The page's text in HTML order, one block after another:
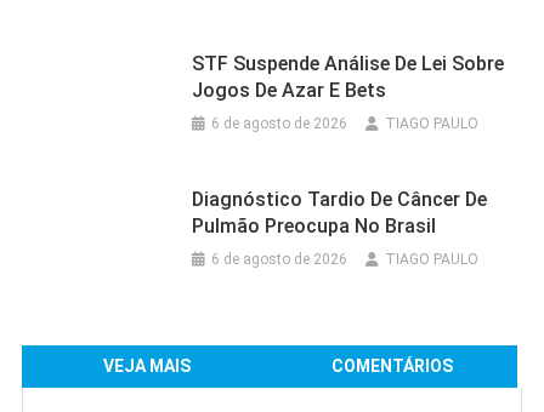
STF Suspende Análise De Lei Sobre
Jogos De Azar E Bets
6 de agosto de 2026 TIAGO PAULO
Diagnóstico Tardio De Câncer De
Pulmão Preocupa No Brasil
6 de agosto de 2026 TIAGO PAULO
VEJA MAIS COMENTÁRIOS